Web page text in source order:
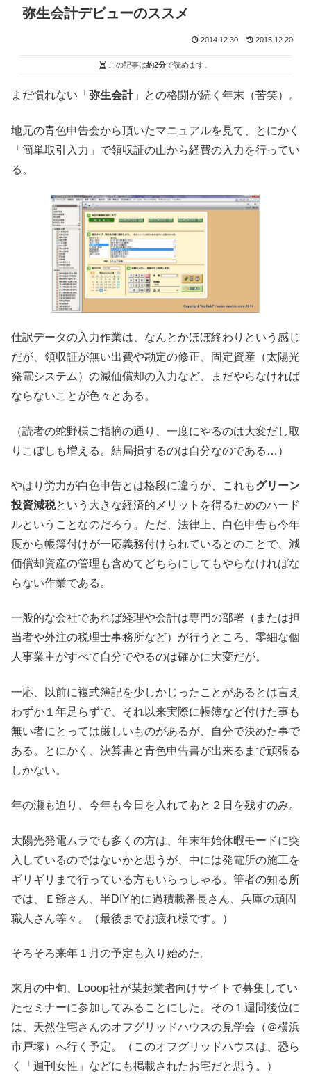
弥生会計デビューのススメ
2014.12.30 2015.12.20
この記事は約2分で読めます。
まだ慣れない「 弥生会計」との格闘が続く年末（苦笑）。
地元の青色申告会から頂いたマニュアルを見て、とにかく
「簡単取引入力」で領収証の山から経費の入力を行ってい
る。
仕訳データの入力作業は、なんとかほぼ終わりという感じ
だが、領収証が無い出費や勘定の修正、固定資産（太陽光
発電システム）の減価償却の入力など、まだやらなければ
ならないことが色々とある。
（読者の蛇野様ご指摘の通り、一度にやるのは大変だし取
りこぼしも増える。結局損するのは自分なのである…）
やはり労力が白色申告とは格段に違うが、これもグリーン
投資減税という大きな経済的メリットを得るためのハード
ルということなのだろう。ただ、法律上、白色申告も今年
度から帳簿付けが一応義務付けられているとのことで、減
価償却資産の管理も含めてどちらにしてもやらなければな
らない作業である。
一般的な会社であれば経理や会計は専門の部署（または担
当者や外注の税理士事務所など）が行うところ、零細な個
人事業主がすべて自分でやるのは確かに大変だが。
一応、以前に複式簿記を少しかじったことがあるとは言え
わずか１年足らずで、それ以来実際に帳簿など付けた事も
無い者にとっては厳しいものがあるが、自分で決めた事で
ある。とにかく、決算書と青色申告書が出来るまで頑張る
しかない。
年の瀬も迫り、今年も今日を入れてあと２日を残すのみ。
太陽光発電ムラでも多くの方は、年末年始休暇モードに突
入しているのではないかと思うが、中には発電所の施工を
ギリギリまで行っている方もいらっしゃる。筆者の知る所
では、Ｅ爺さん、半DIY的に過積載番長さん、兵庫の頑固
職人さん等々。（最後までお疲れ様です。）
そろそろ来年１月の予定も入り始めた。
来月の中旬、Looop社が某起業者向けサイトで募集してい
たセミナーに参加してみることにした。その１週間後位に
は、天然住宅さんのオフグリッドハウスの見学会（＠横浜
市戸塚）へ行く予定。（このオフグリッドハウスは、恐ら
く「週刊女性」などにも掲載されたお宅だと思う。）